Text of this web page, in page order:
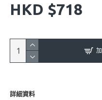
HKD $718
詳細資料